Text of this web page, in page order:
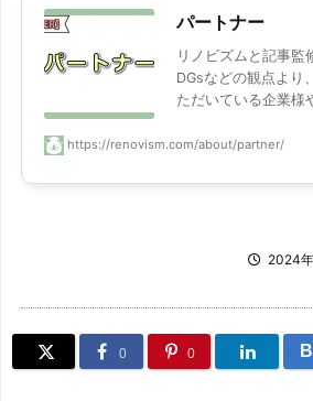
パートナー
リノビズムと記事監
DGsなどの観点より
ただいている企業様
https://renovism.com/about/partner/
2024
0 0